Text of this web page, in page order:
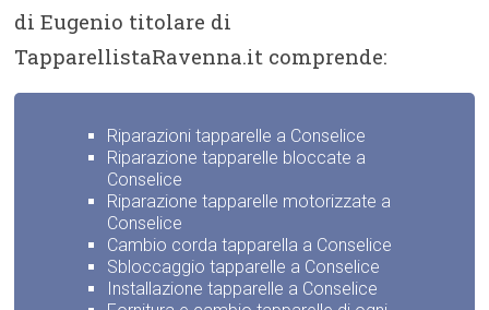
di Eugenio titolare di
TapparellistaRavenna.it comprende:
Riparazioni tapparelle a Conselice
Riparazione tapparelle bloccate a
Conselice
Riparazione tapparelle motorizzate a
Conselice
Cambio corda tapparella a Conselice
Sbloccaggio tapparelle a Conselice
Installazione tapparelle a Conselice